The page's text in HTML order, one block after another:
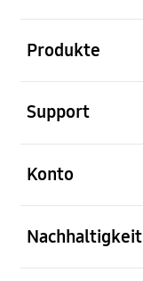
Produkte
Support
Konto
Nachhaltigkeit